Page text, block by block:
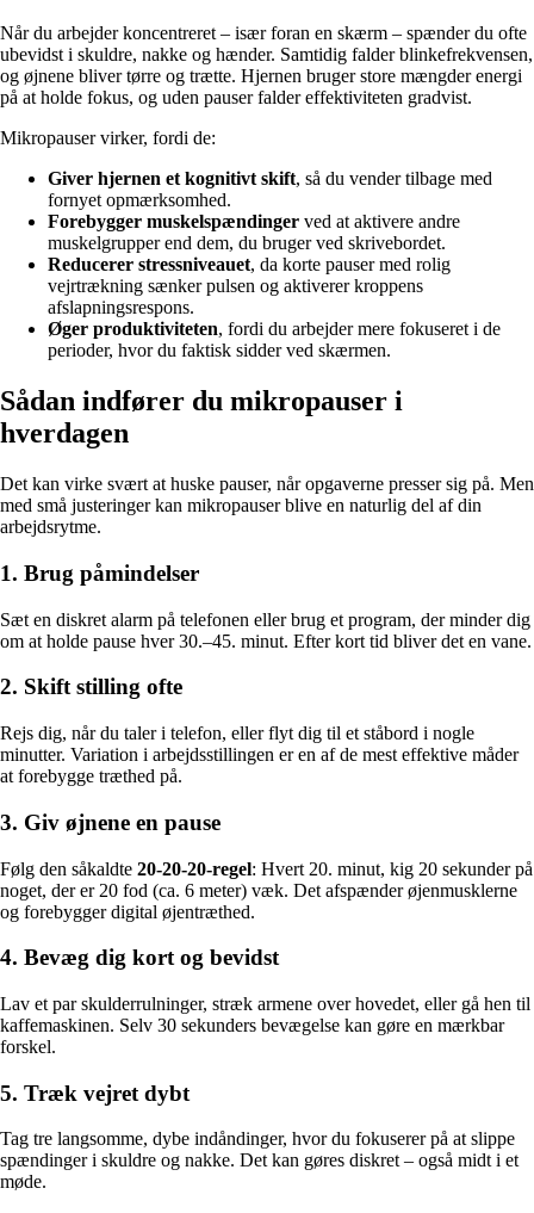
Når du arbejder koncentreret – især foran en skærm – spænder du ofte
ubevidst i skuldre, nakke og hænder. Samtidig falder blinkefrekvensen,
og øjnene bliver tørre og trætte. Hjernen bruger store mængder energi
på at holde fokus, og uden pauser falder effektiviteten gradvist.
Mikropauser virker, fordi de:
Giver hjernen et kognitivt skift, så du vender tilbage med
fornyet opmærksomhed.
Forebygger muskelspændinger ved at aktivere andre
muskelgrupper end dem, du bruger ved skrivebordet.
Reducerer stressniveauet, da korte pauser med rolig
vejrtrækning sænker pulsen og aktiverer kroppens
afslapningsrespons.
Øger produktiviteten, fordi du arbejder mere fokuseret i de
perioder, hvor du faktisk sidder ved skærmen.
Sådan indfører du mikropauser i
hverdagen
Det kan virke svært at huske pauser, når opgaverne presser sig på. Men
med små justeringer kan mikropauser blive en naturlig del af din
arbejdsrytme.
1. Brug påmindelser
Sæt en diskret alarm på telefonen eller brug et program, der minder dig
om at holde pause hver 30.–45. minut. Efter kort tid bliver det en vane.
2. Skift stilling ofte
Rejs dig, når du taler i telefon, eller flyt dig til et ståbord i nogle
minutter. Variation i arbejdsstillingen er en af de mest effektive måder
at forebygge træthed på.
3. Giv øjnene en pause
Følg den såkaldte 20-20-20-regel: Hvert 20. minut, kig 20 sekunder på
noget, der er 20 fod (ca. 6 meter) væk. Det afspænder øjenmusklerne
og forebygger digital øjentræthed.
4. Bevæg dig kort og bevidst
Lav et par skulderrulninger, stræk armene over hovedet, eller gå hen til
kaffemaskinen. Selv 30 sekunders bevægelse kan gøre en mærkbar
forskel.
5. Træk vejret dybt
Tag tre langsomme, dybe indåndinger, hvor du fokuserer på at slippe
spændinger i skuldre og nakke. Det kan gøres diskret – også midt i et
møde.